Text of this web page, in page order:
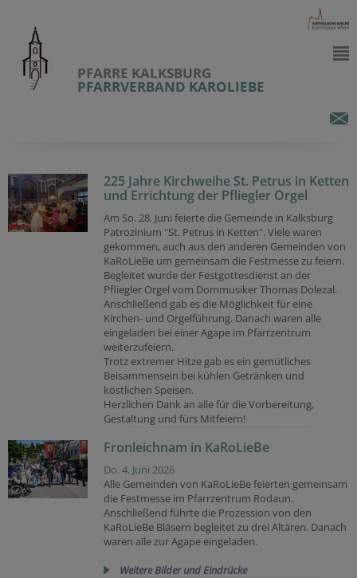
PFARRE KALKSBURG
PFARRVERBAND KAROLIEBE
225 Jahre Kirchweihe St. Petrus in Ketten
und Errichtung der Pfliegler Orgel
Am So. 28. Juni feierte die Gemeinde in Kalksburg
Patrozinium "St. Petrus in Ketten". Viele waren
gekommen, auch aus den anderen Gemeinden von
KaRoLieBe um gemeinsam die Festmesse zu feiern.
Begleitet wurde der Festgottesdienst an der
Pfliegler Orgel vom Dommusiker Thomas Dolezal.
Anschließend gab es die Möglichkeit für eine
Kirchen- und Orgelführung. Danach waren alle
eingeladen bei einer Agape im Pfarrzentrum
weiterzufeiern.
Trotz extremer Hitze gab es ein gemütliches
Beisammensein bei kühlen Getränken und
köstlichen Speisen.
Herzlichen Dank an alle für die Vorbereitung,
Gestaltung und fürs Mitfeiern!
Fronleichnam in KaRoLieBe
Do. 4. Juni 2026
Alle Gemeinden von KaRoLieBe feierten gemeinsam
die Festmesse im Pfarrzentrum Rodaun.
Anschließend führte die Prozession von den
KaRoLieBe Bläsern begleitet zu drei Altären. Danach
waren alle zur Agape eingeladen.
Weitere Bilder und Eindrücke